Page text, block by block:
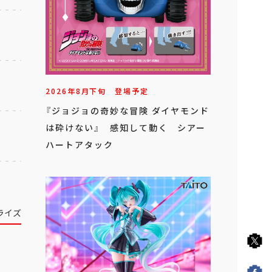
イズ
2026年8月下旬 登場予定
『ジョジョの奇妙な冒険 ダイヤモンド
は砕けない』 感知して動く シアー
ハートアタック